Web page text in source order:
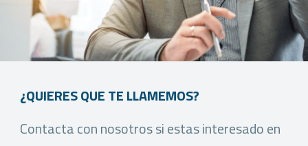
¿QUIERES QUE TE LLAMEMOS?
Contacta con nosotros si estas interesado en